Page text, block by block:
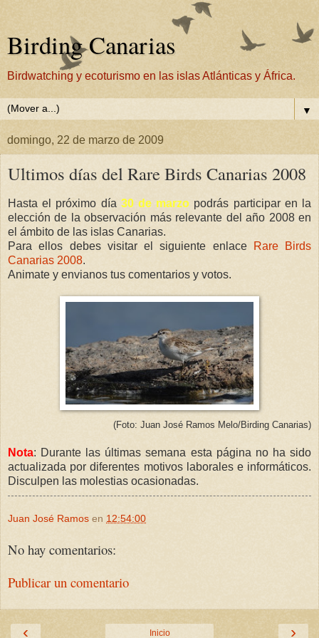
Birding Canarias
Birdwatching y ecoturismo en las islas Atlánticas y África.
▼
domingo, 22 de marzo de 2009
Ultimos días del Rare Birds Canarias 2008
Hasta el próximo día 30 de marzo podrás participar en la
elección de la observación más relevante del año 2008 en
el ámbito de las islas Canarias.
Para ellos debes visitar el siguiente enlace
Rare Birds
Canarias 2008.
Animate y envianos tus comentarios y votos.
(Foto: Juan José Ramos Melo/Birding Canarias)
Nota: Durante las últimas semana esta página no ha sido
actualizada por diferentes motivos laborales e informáticos.
Disculpen las molestias ocasionadas.
Juan José Ramos en 12:54:00
No hay comentarios:
Publicar un comentario
‹ ›
Inicio